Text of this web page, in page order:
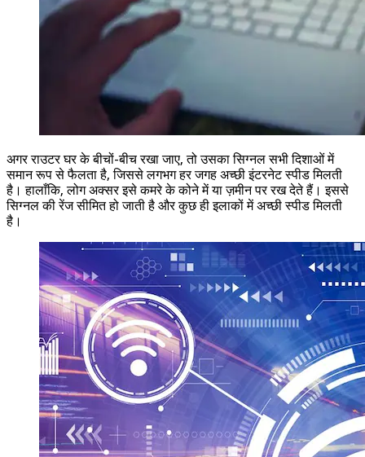
अगर राउटर घर के बीचों-बीच रखा जाए, तो उसका सिग्नल सभी दिशाओं में
समान रूप से फैलता है, जिससे लगभग हर जगह अच्छी इंटरनेट स्पीड मिलती
है। हालाँकि, लोग अक्सर इसे कमरे के कोने में या ज़मीन पर रख देते हैं। इससे
सिग्नल की रेंज सीमित हो जाती है और कुछ ही इलाकों में अच्छी स्पीड मिलती
है।